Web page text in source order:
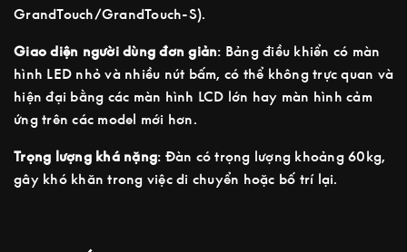
GrandTouch/GrandTouch-S).
Giao diện người dùng đơn giản: Bảng điều khiển có màn
hình LED nhỏ và nhiều nút bấm, có thể không trực quan và
hiện đại bằng các màn hình LCD lớn hay màn hình cảm
ứng trên các model mới hơn.
Trọng lượng khá nặng: Đàn có trọng lượng khoảng 60kg,
gây khó khăn trong việc di chuyển hoặc bố trí lại.